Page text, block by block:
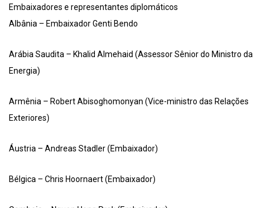
Embaixadores e representantes diplomáticos
Albânia – Embaixador Genti Bendo
Arábia Saudita – Khalid Almehaid (Assessor Sênior do Ministro da
Energia)
Armênia – Robert Abisoghomonyan (Vice-ministro das Relações
Exteriores)
Áustria – Andreas Stadler (Embaixador)
Bélgica – Chris Hoornaert (Embaixador)